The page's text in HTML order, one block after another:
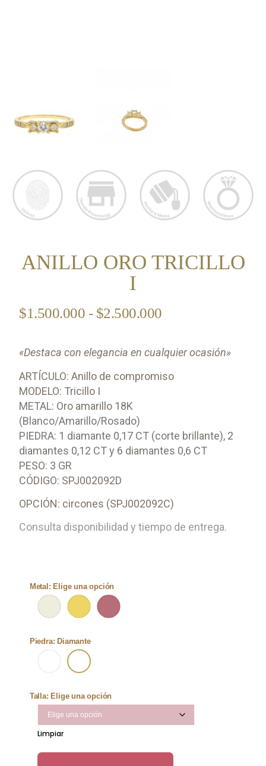
ANILLO ORO TRICILLO
I
$1.500.000 - $2.500.000
«Destaca con elegancia en cualquier ocasión»
ARTÍCULO: Anillo de compromiso
MODELO: Tricillo I
METAL: Oro amarillo 18K
(Blanco/Amarillo/Rosado)
PIEDRA: 1 diamante 0,17 CT (corte brillante), 2
diamantes 0,12 CT y 6 diamantes 0,6 CT
PESO: 3 GR
CÓDIGO: SPJ002092D
OPCIÓN: circones (SPJ002092C)
Consulta disponibilidad y tiempo de entrega.
Metal : Elige una opción
Piedra: Diamante
Talla: Elige una opción
Limpiar